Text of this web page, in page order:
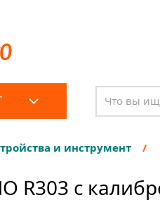
и инструмент
R303 с